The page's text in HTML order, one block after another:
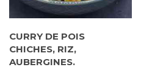
CURRY DE POIS
CHICHES, RIZ,
AUBERGINES.